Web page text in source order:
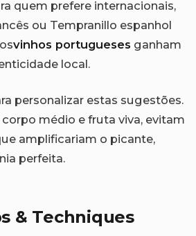
quem prefere internacionais,
ou Tempranillo espanhol
vinhos portugueses ganham
local.
personalizar estas sugestões.
médio e fruta viva, evitam
amplificariam o picante,
perfeita.
& Techniques